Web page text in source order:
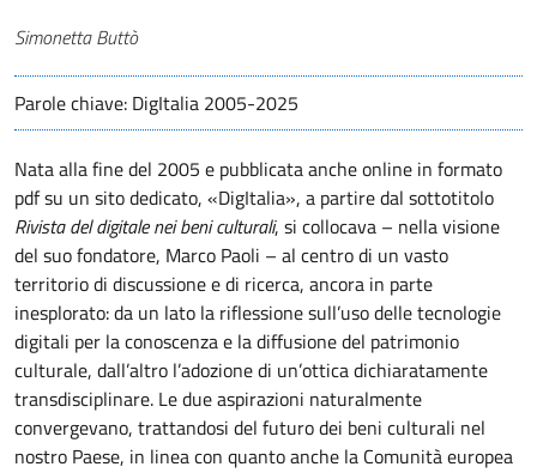
Autori
Simonetta Buttò
Parole chiave: DigItalia 2005-2025
Nata alla fine del 2005 e pubblicata anche online in formato
pdf su un sito dedicato, «DigItalia», a partire dal sottotitolo
Rivista del digitale nei beni culturali, si collocava – nella visione
del suo fondatore, Marco Paoli – al centro di un vasto
territorio di discussione e di ricerca, ancora in parte
inesplorato: da un lato la riflessione sull’uso delle tecnologie
digitali per la conoscenza e la diffusione del patrimonio
culturale, dall’altro l’adozione di un’ottica dichiaratamente
transdisciplinare. Le due aspirazioni naturalmente
convergevano, trattandosi del futuro dei beni culturali nel
nostro Paese, in linea con quanto anche la Comunità europea